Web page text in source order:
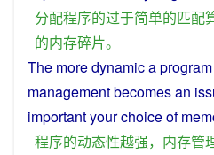
分配程序的过于简单的匹配
的内存碎片。
The moredynamicaprogram
managementbecomesan
importantyourchoiceof
程序的动态性越强， 内存管